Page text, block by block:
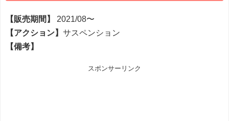
【販売期間】 2021/08〜
【アクション】 サスペンション
【備考】
スポンサーリンク